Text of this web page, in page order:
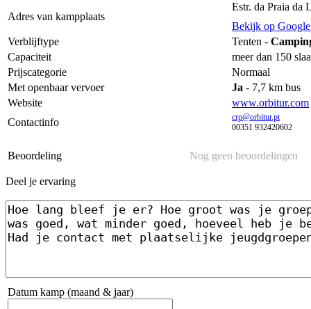
Adres van kampplaats
Estr. da Praia da
Bekijk op
Verblijftype
Tenten -
Capaciteit
meer dan 150
Prijscategorie
Normaal
Met openbaar vervoer
Ja - 7,7 km bus
Website
www.orbitur.com
Contactinfo
crp@orbitur.pt
00351 932420602
Beoordeling Nog geen beoordelingen
Deel je ervaring
Datum kamp (maand & jaar)